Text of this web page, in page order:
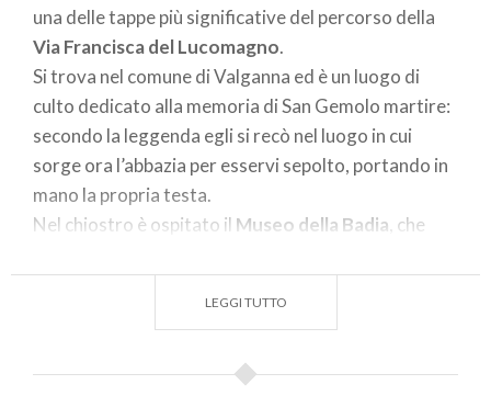
una delle tappe più significative del percorso della
Via Francisca del Lucomagno.
Si trova nel comune di Valganna ed è un luogo di
culto dedicato alla memoria di San Gemolo martire:
secondo la leggenda egli si recò nel luogo in cui
sorge ora l’abbazia per esservi sepolto, portando in
mano la propria testa.
Nel chiostro è ospitato il Museo della Badia , che
della preistoria e della storia dell’area.
Sacro Monte di Vareseè un'eccellenza storico-
artistica del territorio varesino; nel luglio 2003 è
stato riconosciuto dall’UNESCO Patrimonio
LEGGI TUTTO